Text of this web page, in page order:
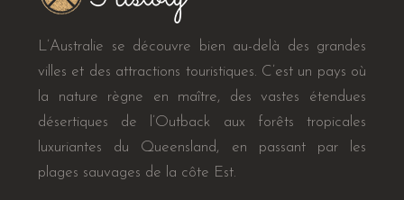
L’Australie se découvre bien au-delà des grandes
villes et des attractions touristiques. C’est un pays où
la nature règne en maître, des vastes étendues
désertiques de l’Outback aux forêts tropicales
luxuriantes du Queensland, en passant par les
plages sauvages de la côte Est.